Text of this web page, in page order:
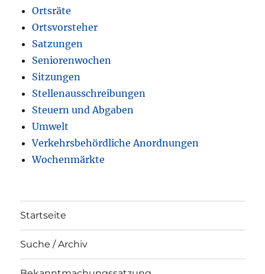
Ortsräte
Ortsvorsteher
Satzungen
Seniorenwochen
Sitzungen
Stellenausschreibungen
Steuern und Abgaben
Umwelt
Verkehrsbehördliche Anordnungen
Wochenmärkte
Startseite
Suche / Archiv